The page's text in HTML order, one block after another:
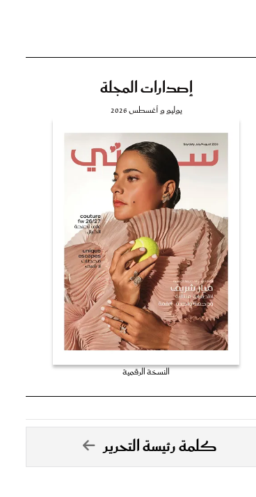
إصدارات المجلة
يوليو و أغسطس 2026
النسخة الرقمية
كلمة رئيسة التحرير